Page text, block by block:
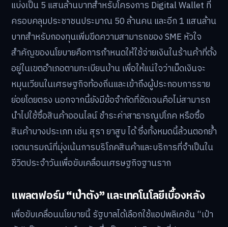
แบ่งเป็น 5 แสนล้านบาทสำหรับโครงการ Digital Wallet ที่
ครอบคลุมประชาชนประมาณ 50 ล้านคน และอีก 1 แสนล้าน
บาทสำหรับกองทุนเพิ่มขีดความสามารถของ SME หัวใจ
สำคัญของนโยบายคือการกำหนดให้ใช้จ่ายเงินในร้านค้าที่ตั้ง
อยู่ในเขตอำเภอตามทะเบียนบ้าน เพื่อให้แน่ใจว่าเม็ดเงินจะ
หมุนเวียนในเศรษฐกิจท้องถิ่นและเข้าถึงผู้ประกอบการราย
ย่อยโดยตรง นอกจากนี้ยังมีข้อจำกัดที่ชัดเจนคือไม่สามารถ
นำไปใช้ซื้อสินค้าออนไลน์ ชำระค่าสาธารณูปโภค หรือซื้อ
สินค้าบางประเภท เช่น สุรา ยาสูบ ได้ ซึ่งทั้งหมดนี้ล้วนตอกย้ำ
เจตนารมณ์ที่มุ่งเน้นการบริโภคสินค้าและบริการที่จำเป็นใน
ชีวิตประจำวันเพื่อขับเคลื่อนเศรษฐกิจฐานราก
แพลตฟอร์ม “เป๋าตัง” และเทคโนโลยีเบื้องหลัง
เพื่อขับเคลื่อนนโยบายนี้ รัฐบาลได้เลือกใช้แอปพลิเคชัน “เป๋า